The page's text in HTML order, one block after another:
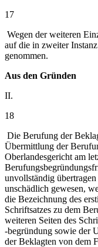
17
Wegen der weiteren
auf die in zweiter
genommen.
Aus den Gründen
II.
18
Die Berufung der
Übermittlung der
Oberlandesgericht am
unvollständig
unschädlich gewesen,
die Bezeichnung des
Schriftsatzes zu dem
weiteren Seiten des
-begründung sowie der
der Beklagten von dem